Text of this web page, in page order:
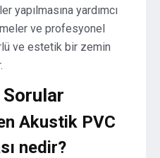
yapılmasına yardımcı
ve profesyonel
ve estetik bir zemin
Sorular
Akustik PVC
nedir?